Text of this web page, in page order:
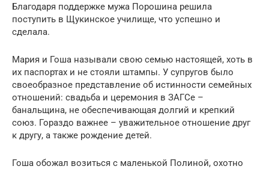
Благодаря поддержке мужа Порошина решила
поступить в Щукинское училище, что успешно и
сделала.
Мария и Гоша называли свою семью настоящей, хоть в
их паспортах и не стояли штампы. У супругов было
своеобразное представление об истинности семейных
отношений: свадьба и церемония в ЗАГСе –
банальщина, не обеспечивающая долгий и крепкий
союз. Гораздо важнее – уважительное отношение друг
к другу, а также рождение детей.
Гоша обожал возиться с маленькой Полиной, охотно